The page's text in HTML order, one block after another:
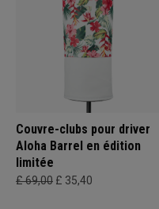
Couvre-clubs pour driver
Aloha Barrel en édition
limitée
£ 69,00 £ 35,40